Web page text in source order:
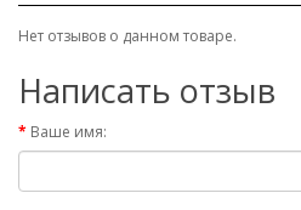
Нет отзывов о данном товаре.
Написать отзыв
Ваше имя: